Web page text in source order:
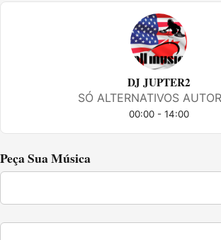
DJ JUPTER2
SÓ ALTERNATIVOS
00:00 - 14:00
Peça Sua Música